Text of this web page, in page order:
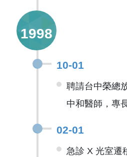
1998
10-01
聘請台中榮總
中和醫師，專
02-01
急診 X 光室遷